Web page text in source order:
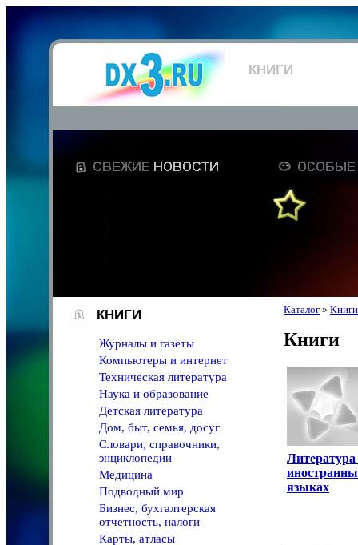
КНИГИ
КНИГИ
Журналы и газеты
Компьютеры и интернет
Техническая литература
Наука и образование
Детская литература
Дом, быт, семья, досуг
Словари, справочники,
энциклопедии
Медицина
Подводный мир
Бизнес, бухгалтерская
отчетность, налоги
Карты, атласы
Каталог » Книги
Книги
Литература
языках